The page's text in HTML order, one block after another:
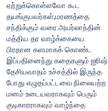
ஏற்றுக்கொள்ளவோ கூட
தயங்குபவர்கள்,மரணத்தை
சந்திக்கும் வரை.அயர்லாந்தின்
மத்திய தர வாழ்க்கையை
பிரதான களமாகக் கொண்ட
இப்பதினைந்து கதைகளும் ஐரிஷ்
தேசியவாதம் உச்சத்தில் இருந்த
போது எழுதப்பட்டவை.நிலையற்ற
மனம் உடையவராகவும் பெரும்
குடிகாரராகவும் வாழ்ந்தை